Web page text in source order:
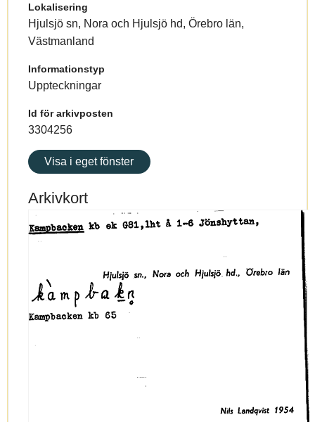
Lokalisering
Hjulsjö sn, Nora och Hjulsjö hd, Örebro län,
Västmanland
Informationstyp
Uppteckningar
Id för arkivposten
3304256
Visa i eget fönster
Arkivkort